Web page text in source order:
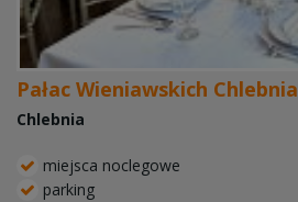
Pałac Wieniawskich Chlebnia
Chlebnia
miejsca noclegowe
parking